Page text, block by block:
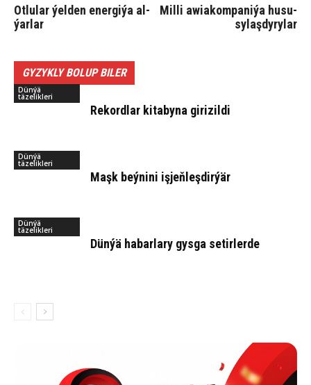
Ot­lu­lar ýel­den ener­gi­ýa al­
ýar­lar
Mil­li awia­kom­pa­ni­ýa hu­su­
sy­laş­dy­ry­lar
GYZYKLY BOLUP BILER
Dünýä
täzelikleri
Re­kord­lar ki­ta­by­na gi­ri­zil­di
Dünýä
täzelikleri
Maşk beý­ni­ni iş­jeň­leş­dir­ýär
Dünýä
täzelikleri
Dün­ýä ha­bar­la­ry gys­ga se­tir­ler­de